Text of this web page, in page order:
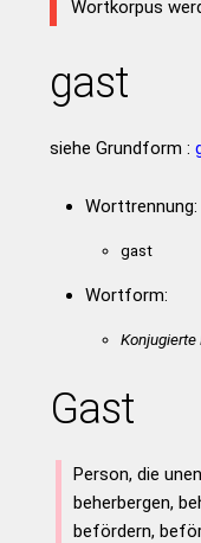
Wortkorpus
gast
siehe Grundform :
Worttrennung:
gast
Wortform:
Konjugierte
Gast
Person, die
beherbergen,
befördern,